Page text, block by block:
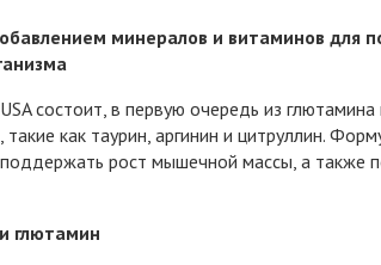
минералов и витаминов
состоит, в первую очередь из
как таурин, аргинин и цитруллин.
рост мышечной массы, а также
глютамин